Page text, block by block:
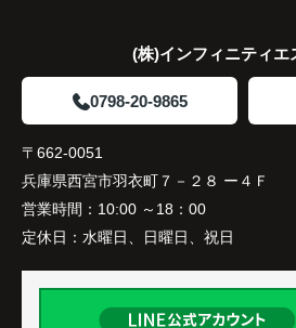
家族全員にとって、将来を見
(株)インフィニティエ
0798-20-9865
〒662-0051
兵庫県西宮市羽衣町７－２８ ー４Ｆ
営業時間： 10:00 ～18：00
定休日： 水曜日、日曜日、祝日